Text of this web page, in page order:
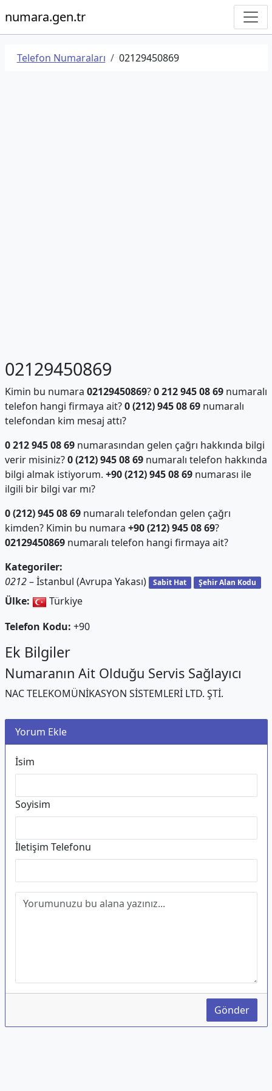
numara.gen.tr
Telefon Numaraları 02129450869
02129450869
Kimin bu numara 02129450869?0 212 945 08 69numaralı
telefon hangi firmaya ait?0 (212) 945 08 69numaralı
telefondan kim mesaj attı?
0 212 945 08 69numarasından gelen çağrı hakkında bilgi
verir misiniz?0 (212) 945 08 69numaralı telefon hakkında
bilgi almak istiyorum. +90 (212) 945 08 69numarası ile
ilgili bir bilgi var mı?
0 (212) 945 08 69numaralı telefondan gelen çağrı
kimden? Kimin bu numara +90 (212) 945 08 69?
02129450869numaralı telefon hangi firmaya ait?
Kategoriler:
0212– İstanbul (Avrupa Yakası) Sabit Hat Şehir Alan Kodu
Ülke:
Türkiye
Telefon Kodu: +90
Ek Bilgiler
Numaranın Ait Olduğu Servis Sağlayıcı
NAC TELEKOMÜNİKASYON SİSTEMLERİ LTD. ŞTİ.
Yorum Ekle
İsim
Soyisim
İletişim Telefonu
Gönder